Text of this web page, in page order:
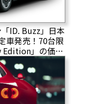
ID. Buzz」日本
車発売！70台限
Edition」の価格